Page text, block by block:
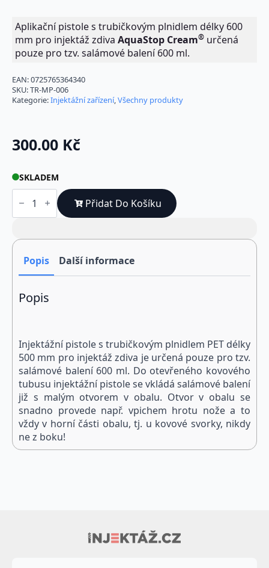
Aplikační pistole s trubičkovým plnidlem délky 600
mm pro injektáž zdiva AquaStop Cream® určená
pouze pro tzv. salámové balení 600 ml.
EAN:0725765364340
SKU:TR-MP-006
Kategorie:Injektážní zařízení,Všechny produkty
300.00 Kč
SKLADEM
Injektážní
pistole
balení
s
PET
trubičkou
mm
Přidat Do Košíku
Popis Další informace
Popis
Injektážní pistole s trubičkovým plnidlem PET délky
500 mm pro injektáž zdiva je určená pouze pro tzv.
salámové balení 600 ml. Do otevřeného kovového
tubusu injektážní pistole se vkládá salámové balení
již s malým otvorem v obalu. Otvor v obalu se
snadno provede např. vpichem hrotu nože a to
vždy v horní části obalu, tj. u kovové svorky, nikdy
ne z boku!